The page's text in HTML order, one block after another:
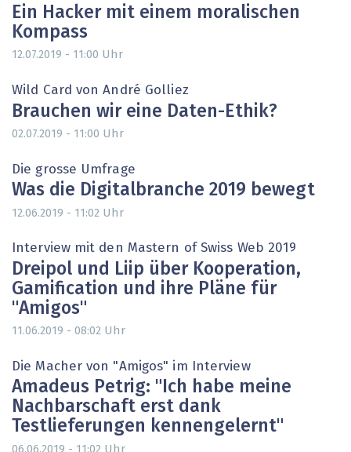
Ein Hacker mit einem moralischen
Kompass
12.07.2019 - 11:00 Uhr
Wild Card von André Golliez
Brauchen wir eine Daten-Ethik?
02.07.2019 - 11:00 Uhr
Die grosse Umfrage
Was die Digitalbranche 2019 bewegt
12.06.2019 - 11:02 Uhr
Interview mit den Mastern of Swiss Web 2019
Dreipol und Liip über Kooperation,
Gamification und ihre Pläne für
"Amigos"
11.06.2019 - 08:02 Uhr
Die Macher von "Amigos" im Interview
Amadeus Petrig: "Ich habe meine
Nachbarschaft erst dank
Testlieferungen kennengelernt"
06.06.2019 - 11:02 Uhr